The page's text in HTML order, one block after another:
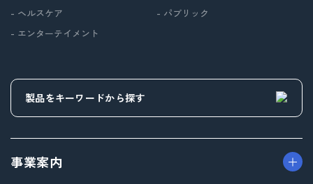
- ヘルスケア
- エンターテイメント
- パブリック
事業案内